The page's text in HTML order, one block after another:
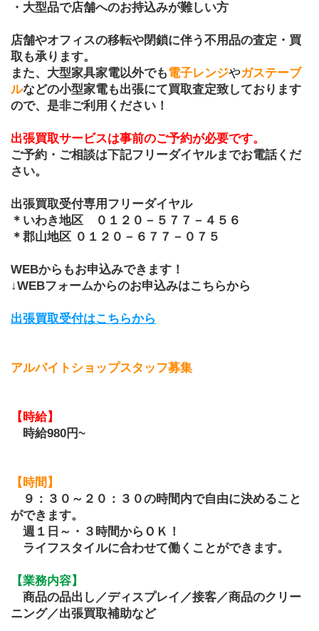
・大型品で店舗へのお持込みが難しい方
店舗やオフィスの移転や閉鎖に伴う不用品の査定・買
取も承ります。
また、大型家具家電以外でも電子レンジやガステーブ
ルなどの小型家電も出張にて買取査定致しております
ので、是非ご利用ください！
出張買取サービスは事前のご予約が必要です。
ご予約・ご相談は下記フリーダイヤルまでお電話くだ
さい。
出張買取受付専用フリーダイヤル
＊いわき地区　０１２０－５７７－４５６
＊郡山地区 ０１２０－６７７－０７５
WEBからもお申込みできます！
↓WEBフォームからのお申込みはこちらから
出張買取受付はこちらから
アルバイトショップスタッフ募集
【時給】
時給980円~
【時間】
９：３０～２０：３０の時間内で自由に決めること
ができます。
週１日～・３時間からＯＫ！
ライフスタイルに合わせて働くことができます。
【業務内容】
商品の品出し／ディスプレイ／接客／商品のクリー
ニング／出張買取補助など